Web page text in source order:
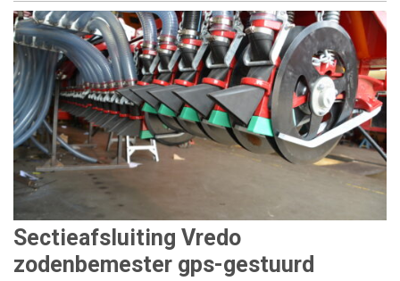
Sectieafsluiting Vredo
zodenbemester gps-gestuurd